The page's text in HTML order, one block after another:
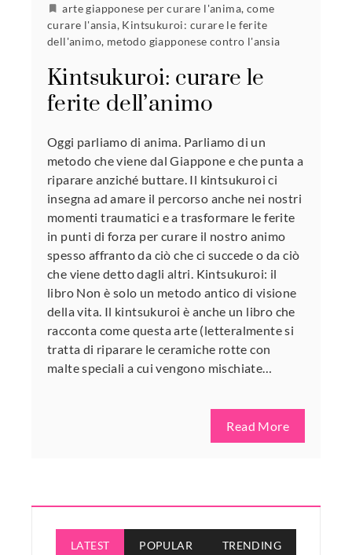
arte giapponese per curare l'anima, come
curare l'ansia, Kintsukuroi: curare le ferite
dell'animo, metodo giapponese contro l'ansia
Kintsukuroi: curare le
ferite dell’animo
Oggi parliamo di anima. Parliamo di un
metodo che viene dal Giappone e che punta a
riparare anziché buttare. Il kintsukuroi ci
insegna ad amare il percorso anche nei nostri
momenti traumatici e a trasformare le ferite
in punti di forza per curare il nostro animo
spesso affranto da ciò che ci succede o da ciò
che viene detto dagli altri. Kintsukuroi: il
libro Non è solo un metodo antico di visione
della vita. Il kintsukuroi è anche un libro che
racconta come questa arte (letteralmente si
tratta di riparare le ceramiche rotte con
malte speciali a cui vengono mischiate…
Read More
LATEST POPULAR TRENDING